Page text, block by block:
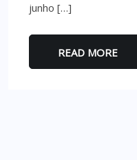
junho […]
READ MORE